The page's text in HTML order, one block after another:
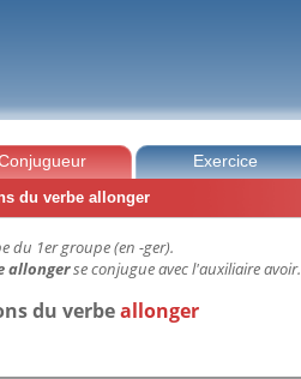
Exercice
du verbe allonger
du 1er groupe (en -ger).
allongerse conjugue avec l'auxiliaire avoir.
du verbeallonger